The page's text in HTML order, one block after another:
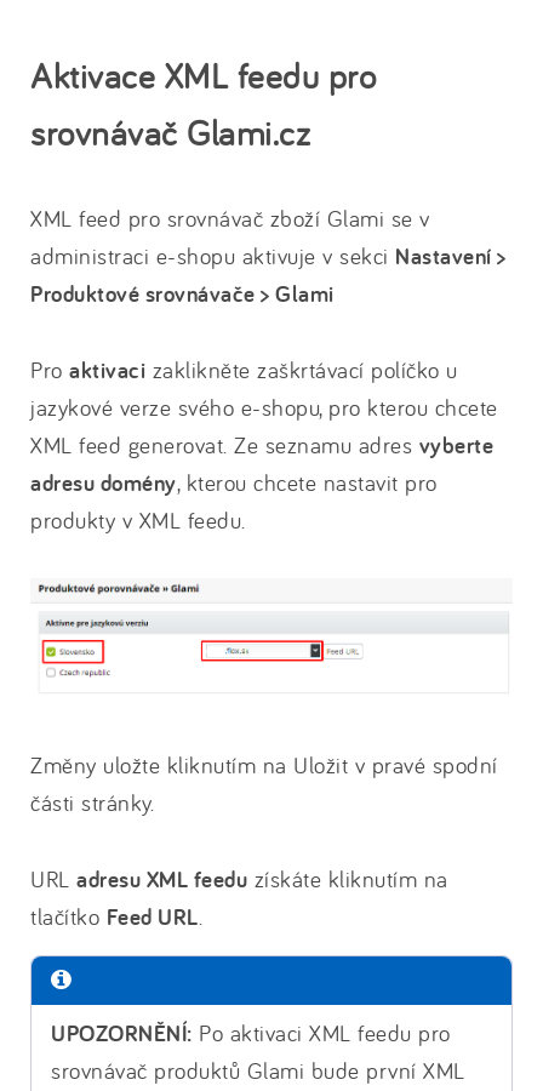
Aktivace XML feedu pro
srovnávač Glami.cz
XML feed pro srovnávač zboží Glami se v
administraci e-shopu aktivuje v sekci Nastavení >
Produktové srovnávače > Glami
Pro aktivaci zaklikněte zaškrtávací políčko u
jazykové verze svého e-shopu, pro kterou chcete
XML feed generovat. Ze seznamu adres vyberte
adresu domény, kterou chcete nastavit pro
produkty v XML feedu.
Změny uložte kliknutím na Uložit v pravé spodní
části stránky.
URL adresu XML feedu získáte kliknutím na
tlačítko Feed URL.
UPOZORNĚNÍ: Po aktivaci XML feedu pro
srovnávač produktů Glami bude první XML